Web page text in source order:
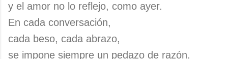
y el amor no lo reflejo, como ayer.
En cada conversación,
cada beso, cada abrazo,
se impone siempre un pedazo de razón.